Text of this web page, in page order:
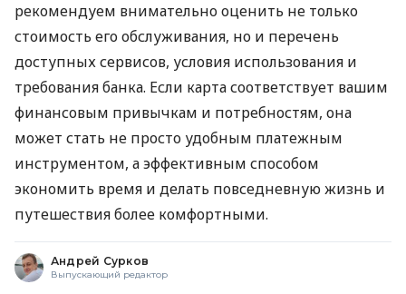
рекомендуем внимательно оценить не только
стоимость его обслуживания, но и перечень
доступных сервисов, условия использования и
требования банка. Если карта соответствует вашим
финансовым привычкам и потребностям, она
может стать не просто удобным платежным
инструментом, а эффективным способом
экономить время и делать повседневную жизнь и
путешествия более комфортными.
Андрей Сурков
Выпускающий редактор